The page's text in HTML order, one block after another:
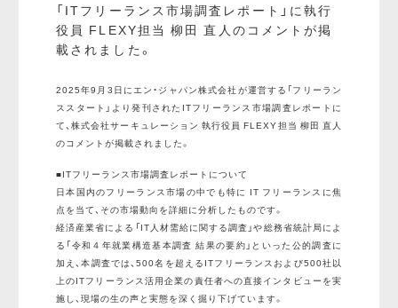
「ITフリーランス市場調査レポート」に執行
役員 FLEXY担当 柳田 直人のコメントが掲
載されました。
2025年9月3日にエン・ジャパン株式会社が運営する「フリーラン
ススタート」より発刊されたITフリーランス市場調査レポートに
て、株式会社サーキュレーション 執行役員 FLEXY担当 柳田 直人
のコメントが掲載されました。
■ITフリーランス市場調査レポートについて
日本国内のフリーランス市場の中でも特に IT フリーランスに焦
点を当て、その市場動向を詳細に分析したものです。
経済産業省による「IT人材需給に関する調査」や総務省統計局によ
る「令和４年就業構造基本調査 結果の要約」といった公的調査に
加え、本調査では、500名を超えるITフリーランスおよび500社以
上のITフリーランス活用企業の責任者への直接インタビューを実
施し、現場の生の声と実態を深く掘り下げています。